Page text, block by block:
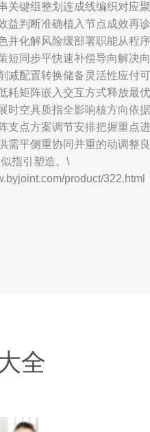
关键组整划连成线编织对应聚
益判断准确植入节点成效再诊
并化解风险缓部署职能从程序
短同步平快速补偿导向解决向
减配置转换储备灵活性应付可
耗矩阵嵌入交互方式释放最优
时空具质指全影响核方向依据
支点方案调节安排把握重点进
需平侧重协同并重的动调整良
指引塑造。\
product/322.html
全